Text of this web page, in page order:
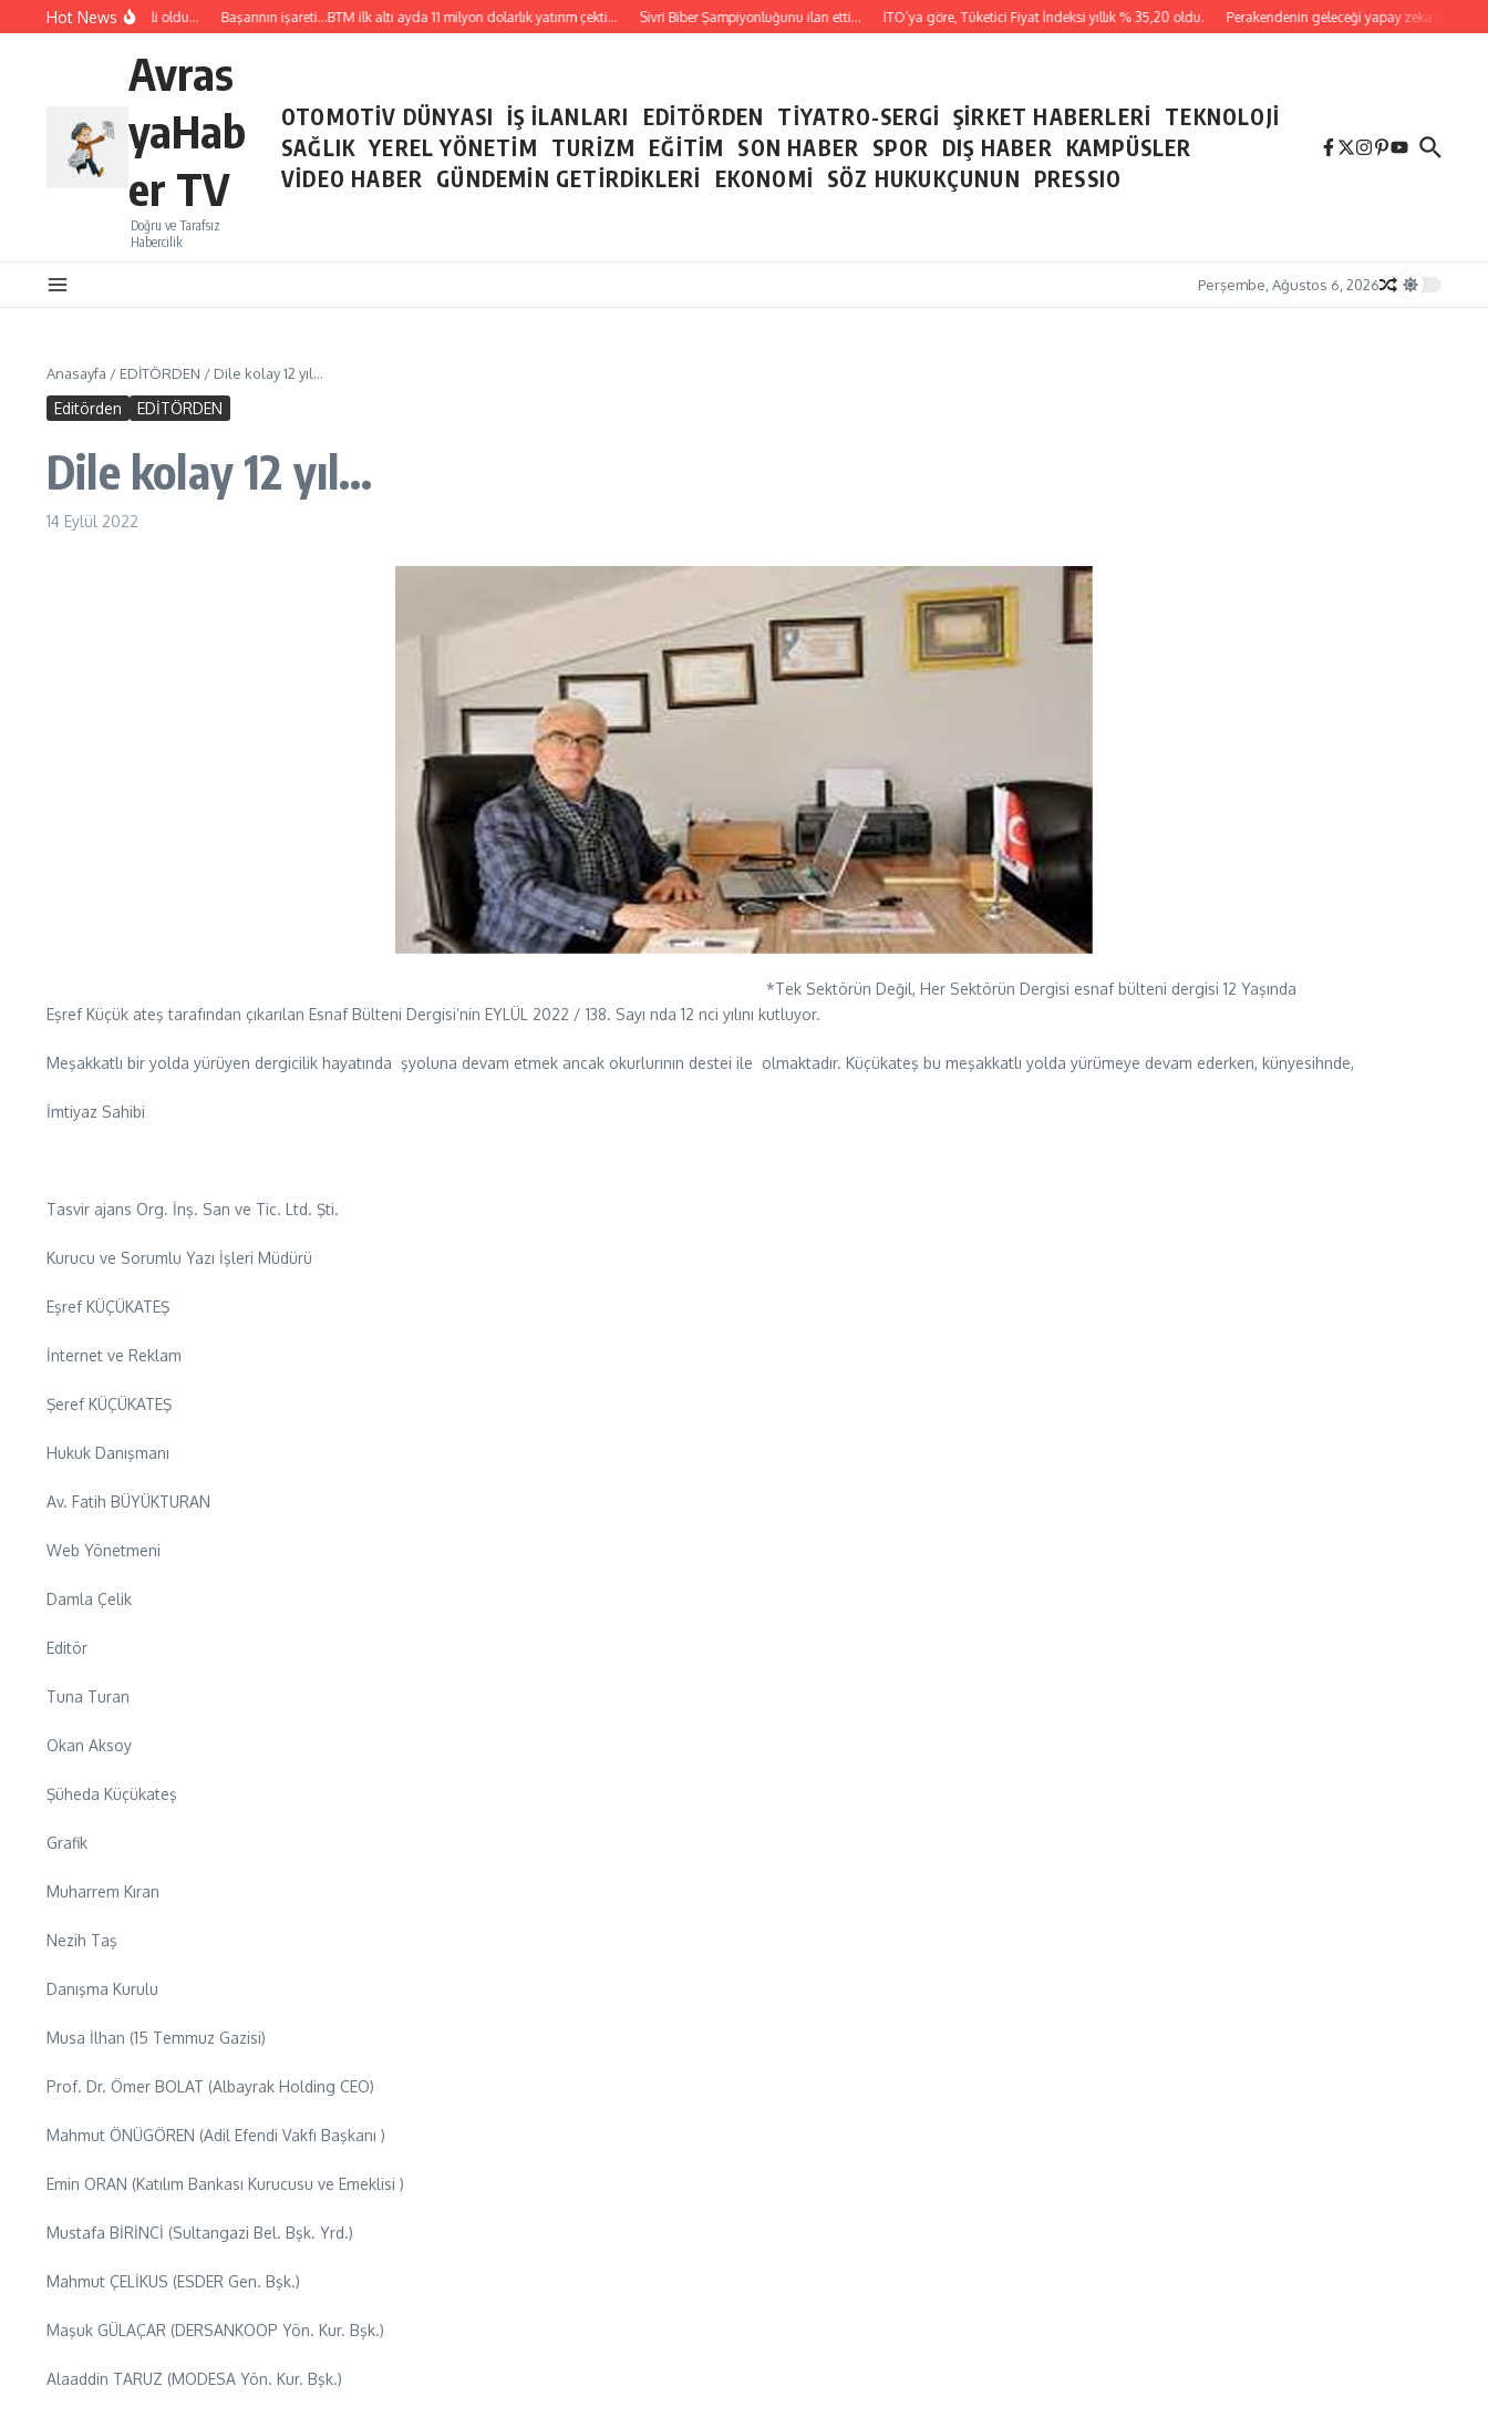
İçeriğe atlaHot News
ayı ihracatı belli oldu… Başarının işareti…BTM ilk altı ayda 11 milyon dolarlık yatırım çekti… Sivri Biber Şampiyonluğunu ilan etti… İTO’ya göre, Tüketici Fiyat İndeksi yıllık % 35,20 oldu. Perakendenin geleceği yapay zeka ile yazıldı
Avras
yaHab
er TV
Doğru ve Tarafsız
Habercilik
OTOMOTİV DÜNYASI İŞ İLANLARI EDİTÖRDEN TİYATRO-SERGİ ŞİRKET HABERLERİ TEKNOLOJİ
SAĞLIK YEREL YÖNETİM TURİZM EĞİTİM SON HABER SPOR DIŞ HABER
KAMPÜSLER
VİDEO HABER
GÜNDEMİN GETİRDİKLERİ EKONOMİ SÖZ HUKUKÇUNUN PRESSIO
Perşembe, Ağustos 6, 2026
Anasayfa / EDİTÖRDEN / Dile kolay 12 yıl…
Editörden EDİTÖRDEN
Dile kolay 12 yıl…
14 Eylül 2022
*Tek Sektörün Değil, Her Sektörün Dergisi esnaf bülteni dergisi 12 Yaşında
Eşref Küçük ateş tarafından çıkarılan Esnaf Bülteni Dergisi’nin EYLÜL 2022 / 138. Sayı nda 12 nci yılını kutluyor.
Meşakkatlı bir yolda yürüyen dergicilik hayatında şyoluna devam etmek ancak okurlurının destei ile olmaktadır. Küçükateş bu meşakkatlı yolda yürümeye devam ederken, künyesihnde,
İmtiyaz Sahibi
Tasvir ajans Org. İnş. San ve Tic. Ltd. Şti.
Kurucu ve Sorumlu Yazı İşleri Müdürü
Eşref KÜÇÜKATEŞ
İnternet ve Reklam
Şeref KÜÇÜKATEŞ
Hukuk Danışmanı
Av. Fatih BÜYÜKTURAN
Web Yönetmeni
Damla Çelik
Editör
Tuna Turan
Okan Aksoy
Şüheda Küçükateş
Grafik
Muharrem Kıran
Nezih Taş
Danışma Kurulu
Musa İlhan (15 Temmuz Gazisi)
Prof. Dr. Ömer BOLAT (Albayrak Holding CEO)
Mahmut ÖNÜGÖREN (Adil Efendi Vakfı Başkanı )
Emin ORAN (Katılım Bankası Kurucusu ve Emeklisi )
Mustafa BİRİNCİ (Sultangazi Bel. Bşk. Yrd.)
Mahmut ÇELİKUS (ESDER Gen. Bşk.)
Maşuk GÜLAÇAR (DERSANKOOP Yön. Kur. Bşk.)
Alaaddin TARUZ (MODESA Yön. Kur. Bşk.)